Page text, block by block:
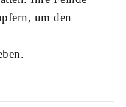
um den